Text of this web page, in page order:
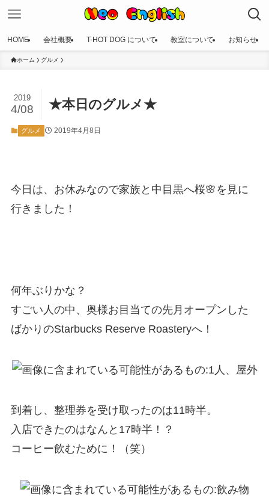
HOME 会社概要 T-HOT DOG について 教室について お知らせ
ホーム グルメ
★本日のグルメ★
2019
4/08
グルメ 2019年4月8日
今日は、お休みなので家族と中目黒へ桜🌸を見に
行きました！
何年ぶりかな？
すごい人の中、奥様お目当ての先月オープンした
ばかりのStarbucks Reserve Roasteryへ！
到着し、整理券を受け取ったのは11時半。
入店できたのはなんと17時半！？
コーヒー飲むために！（笑）